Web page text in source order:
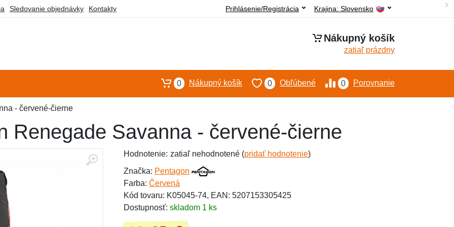
Sledovanie objednávky Kontakty Krajina: Slovensko
Prihlásenie/Registrácia
Nákupný košík
zatiaľ prázdny
0 Porovnanie
0 Obľúbené
0 Nákupný košík
- červené-čierne
Renegade Savanna - červené-čierne
Hodnotenie: zatiaľ nehodnotené (pridať hodnotenie)
Značka: Pentagon
Farba: Červená
Kód tovaru: K05045-74, EAN: 5207153305425
Dostupnosť: skladom 1 ks